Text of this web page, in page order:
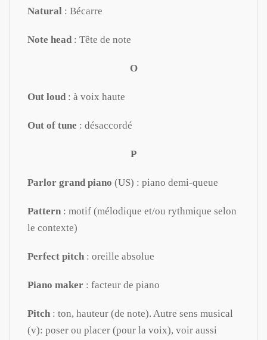
Natural : Bécarre
Note head : Tête de note
O
Out loud : à voix haute
Out of tune : désaccordé
P
Parlor grand piano (US) : piano demi-queue
Pattern : motif (mélodique et/ou rythmique selon
le contexte)
Perfect pitch : oreille absolue
Piano maker : facteur de piano
Pitch : ton, hauteur (de note). Autre sens musical
(v): poser ou placer (pour la voix), voir aussi